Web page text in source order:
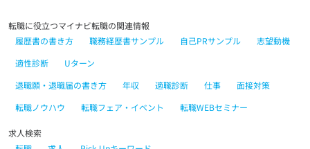
転職に役立つマイナビ転職の関連情報
履歴書の書き方
職務経歴書サンプル 自己PRサンプル
志望動機
適性診断
Uターン
退職願・退職届の書き方
年収 適職診断 仕事
面接対策
転職ノウハウ
転職フェア・イベント 転職WEBセミナー
求人検索